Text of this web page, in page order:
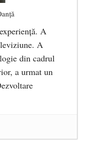
A
A
din cadrul
a urmat un
Rohia. Părintele